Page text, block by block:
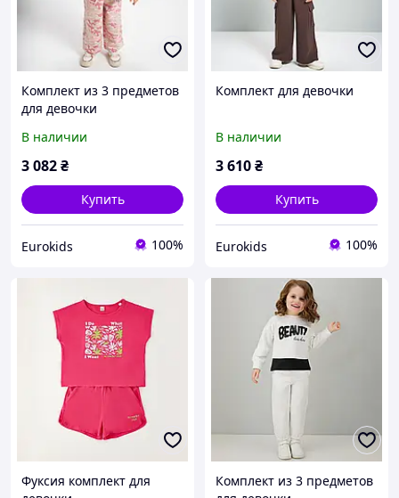
Комплект из 3 предметов
для девочки
В наличии
3 082₴
Купить
Eurokids 100%
Комплект для девочки
В наличии
3 610₴
Купить
Eurokids 100%
Фуксия комплект для
Комплект из 3 предметов